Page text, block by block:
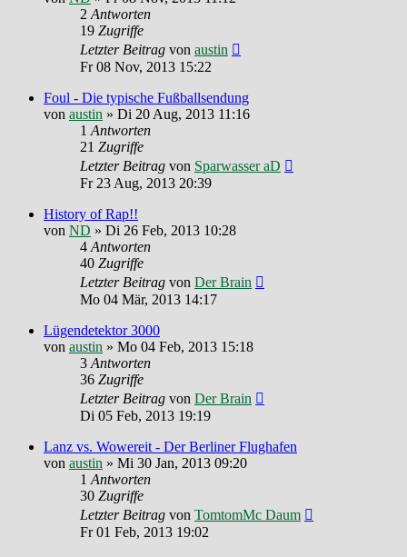
2Antworten
19 Zugriffe
Letzter Beitrag von austin
Fr 08 Nov, 2013 15:22
Foul - Die typische Fußballsendung
von austin » Di 20 Aug, 2013 11:16
1Antworten
21 Zugriffe
Letzter Beitrag von Sparwasser aD
Fr 23 Aug, 2013 20:39
History of Rap!!
von ND » Di 26 Feb, 2013 10:28
4Antworten
40 Zugriffe
Letzter Beitrag von Der Brain
Mo 04 Mär, 2013 14:17
Lügendetektor 3000
von austin » Mo 04 Feb, 2013 15:18
3Antworten
36 Zugriffe
Letzter Beitrag von Der Brain
Di 05 Feb, 2013 19:19
Lanz vs. Wowereit - Der Berliner Flughafen
von austin » Mi 30 Jan, 2013 09:20
1Antworten
30 Zugriffe
Letzter Beitrag von TomtomMc Daum
Fr 01 Feb, 2013 19:02